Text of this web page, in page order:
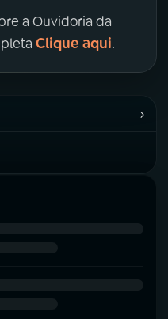
a Ouvidoria da
Clique aqui.
›